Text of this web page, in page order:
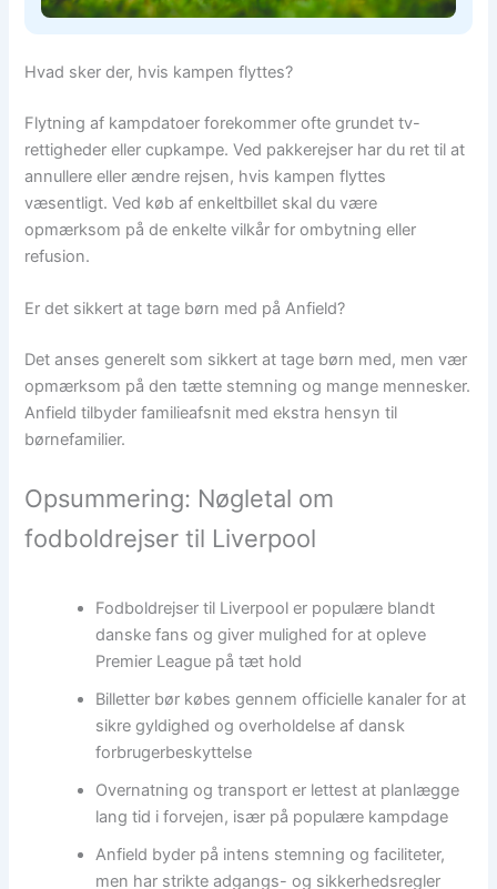
Hvad sker der, hvis kampen flyttes?
Flytning af kampdatoer forekommer ofte grundet tv-
rettigheder eller cupkampe. Ved pakkerejser har du ret til at
annullere eller ændre rejsen, hvis kampen flyttes
væsentligt. Ved køb af enkeltbillet skal du være
opmærksom på de enkelte vilkår for ombytning eller
refusion.
Er det sikkert at tage børn med på Anfield?
Det anses generelt som sikkert at tage børn med, men vær
opmærksom på den tætte stemning og mange mennesker.
Anfield tilbyder familieafsnit med ekstra hensyn til
børnefamilier.
Opsummering: Nøgletal om
fodboldrejser til Liverpool
Fodboldrejser til Liverpool er populære blandt
danske fans og giver mulighed for at opleve
Premier League på tæt hold
Billetter bør købes gennem officielle kanaler for at
sikre gyldighed og overholdelse af dansk
forbrugerbeskyttelse
Overnatning og transport er lettest at planlægge
lang tid i forvejen, især på populære kampdage
Anfield byder på intens stemning og faciliteter,
men har strikte adgangs- og sikkerhedsregler